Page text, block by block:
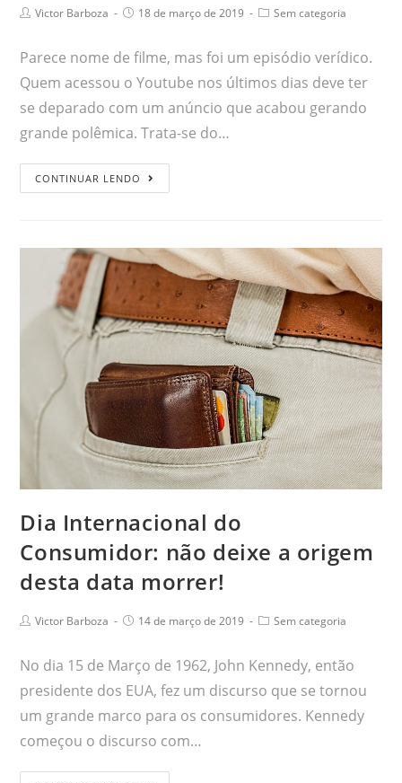
Victor Barboza 18 de março de 2019 Sem categoria
Parece nome de filme, mas foi um episódio verídico.
Quem acessou o Youtube nos últimos dias deve ter
se deparado com um anúncio que acabou gerando
grande polêmica. Trata-se do…
CONTINUAR LENDO
Dia Internacional do
Consumidor: não deixe a origem
desta data morrer!
Victor Barboza 14 de março de 2019 Sem categoria
No dia 15 de Março de 1962, John Kennedy, então
presidente dos EUA, fez um discurso que se tornou
um grande marco para os consumidores. Kennedy
começou o discurso com…